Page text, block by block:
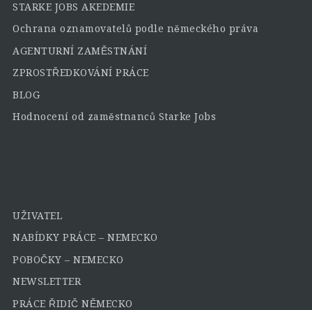
STARKE JOBS AKEDEMIE
Ochrana oznamovatelů podle německého práva
AGENTURNÍ ZAMĚSTNÁNÍ
ZPROSTŘEDKOVÁNÍ PRÁCE
BLOG
Hodnocení od zaměstnanců Starke Jobs
UŽIVATEL
NABÍDKY PRÁCE – NEMECKO
POBOČKY – NEMECKO
NEWSLETTER
PRÁCE ŘIDIČ NĚMECKO